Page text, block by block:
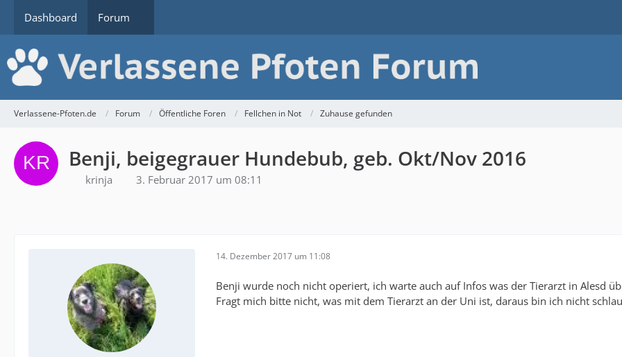
Dashboard Forum
Verlassene-Pfoten.de Forum Öffentliche Foren Fellchen in Not Zuhause gefunden
Benji, beigegrauer Hundebub, geb. Okt/Nov 2016
krinja 3. Februar 2017 um 08:11
14. Dezember 2017 um 11:08
Benji wurde noch nicht operiert, ich warte auch auf Infos was der Tierarzt in Alesd
Fragt mich bitte nicht, was mit dem Tierarzt an der Uni ist, daraus bin ich nicht